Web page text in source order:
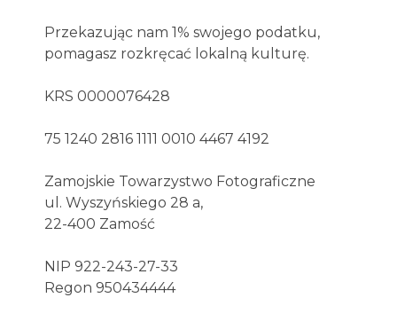
Przekazując nam 1% swojego podatku,
pomagasz rozkręcać lokalną kulturę.
KRS 0000076428
75 1240 2816 1111 0010 4467 4192
Zamojskie Towarzystwo Fotograficzne
ul. Wyszyńskiego 28 a,
22-400 Zamość
NIP 922-243-27-33
Regon 950434444